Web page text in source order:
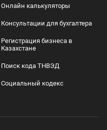
Онлайн калькуляторы
Консультации для бухгалтера
Регистрация бизнеса в
Казахстане
Поиск кода ТНВЭД
Социальный кодекс